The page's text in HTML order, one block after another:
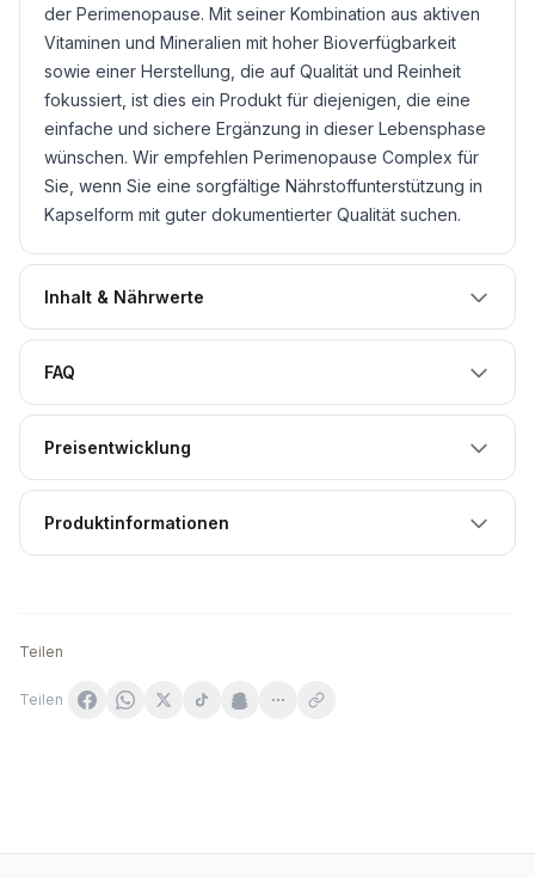
der Perimenopause. Mit seiner Kombination aus aktiven
Vitaminen und Mineralien mit hoher Bioverfügbarkeit
sowie einer Herstellung, die auf Qualität und Reinheit
fokussiert, ist dies ein Produkt für diejenigen, die eine
einfache und sichere Ergänzung in dieser Lebensphase
wünschen. Wir empfehlen Perimenopause Complex für
Sie, wenn Sie eine sorgfältige Nährstoffunterstützung in
Kapselform mit guter dokumentierter Qualität suchen.
Inhalt & Nährwerte
FAQ
Preisentwicklung
Produktinformationen
Teilen
Teilen